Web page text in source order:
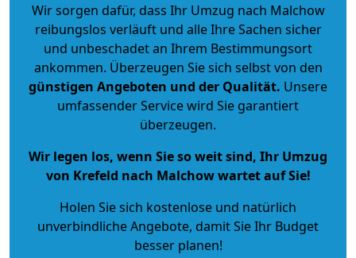
Wir sorgen dafür, dass Ihr Umzug nach Malchow
reibungslos verläuft und alle Ihre Sachen sicher
und unbeschadet an Ihrem Bestimmungsort
ankommen. Überzeugen Sie sich selbst von den
günstigen Angeboten und der Qualität. Unsere
umfassender Service wird Sie garantiert
überzeugen.
Wir legen los, wenn Sie so weit sind, Ihr Umzug
von Krefeld nach Malchow wartet auf Sie!
Holen Sie sich kostenlose und natürlich
unverbindliche Angebote, damit Sie Ihr Budget
besser planen!